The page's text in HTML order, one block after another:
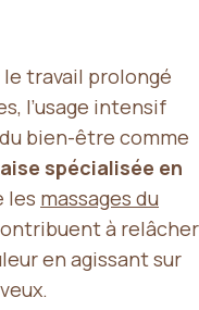
travail prolongé
l’usage intensif
bien-être comme
spécialisée en
les massages du
à relâcher
en agissant sur